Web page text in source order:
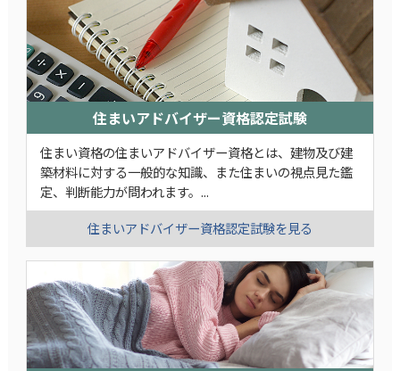
住まいアドバイザー資格認定試験
住まい資格の住まいアドバイザー資格とは、建物及び建
築材料に対する一般的な知識、また住まいの視点見た鑑
定、判断能力が問われます。...
住まいアドバイザー資格認定試験を見る